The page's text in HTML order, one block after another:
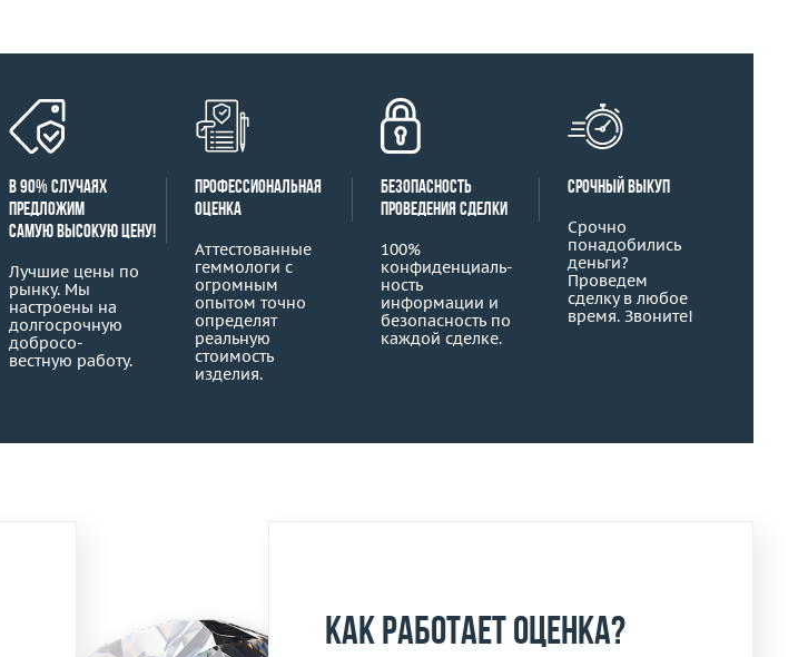
В 90% случаях
предложим
самую высокую цену!
Лучшие цены по
рынку. Мы
настроены на
дол­госрочную
добросо­
вестную работу.
Профессиональная
оценка
Аттестованные
геммологи с
огромным
опытом точно
определят
реальную
стоимость
изделия.
Безопасность
проведения сделки
100%
конфиденциаль­
ность
информации и
безопасность по
каждой сделке.
Срочный выкуп
Срочно
понадобились
деньги?
Проведем
сделку в любое
время. Звоните!
Как работает оценка?